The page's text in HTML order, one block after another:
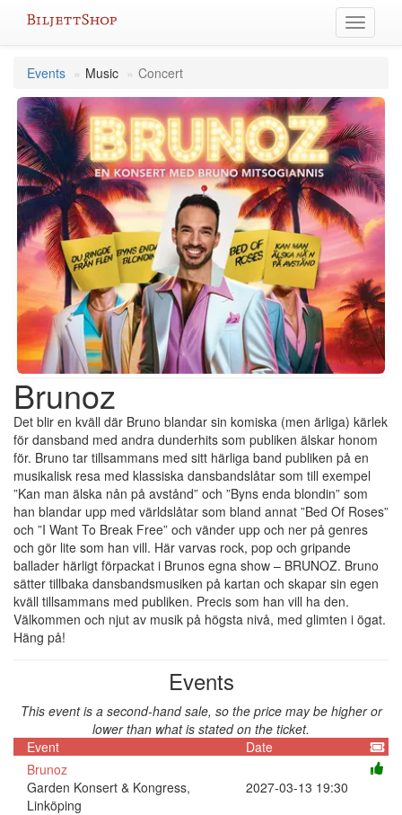
Toggle
Events
Music Concert
Brunoz
Det blir en kväll där Bruno blandar sin komiska (men ärliga) kärlek
för dansband med andra dunderhits som publiken älskar honom
för. Bruno tar tillsammans med sitt härliga band publiken på en
musikalisk resa med klassiska dansbandslåtar som till exempel
”Kan man älska nån på avstånd” och ”Byns enda blondin” som
han blandar upp med världslåtar som bland annat ”Bed Of Roses”
och ”I Want To Break Free” och vänder upp och ner på genres
och gör lite som han vill. Här varvas rock, pop och gripande
ballader härligt förpackat i Brunos egna show – BRUNOZ. Bruno
sätter tillbaka dansbandsmusiken på kartan och skapar sin egen
kväll tillsammans med publiken. Precis som han vill ha den.
Välkommen och njut av musik på högsta nivå, med glimten i ögat.
Häng på!
Events
This event is a second-hand sale, so the price may be higher or
lower than what is stated on the ticket.
Event
Date
Brunoz
Garden Konsert & Kongress,
Linköping
2027-03-13 19:30